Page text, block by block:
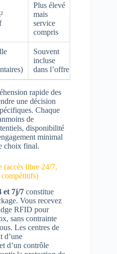
Plus élevé
mais
service
compris
Souvent
incluse
dans l’offre
rapide des
une décision
Chaque
de
disponibilité
minimal
choix final.
(accès libre 24/7,
compétitifs)
et 7j/7 constitue
Vous recevez
RFID pour
sans contrainte
Les centres de
d’une
d’un contrôle